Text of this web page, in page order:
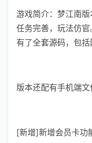
游戏简介：梦江南版
任务完善，玩法仿
有了全套源码，包括
版本还配有手机端文
[新增]新增会员卡功